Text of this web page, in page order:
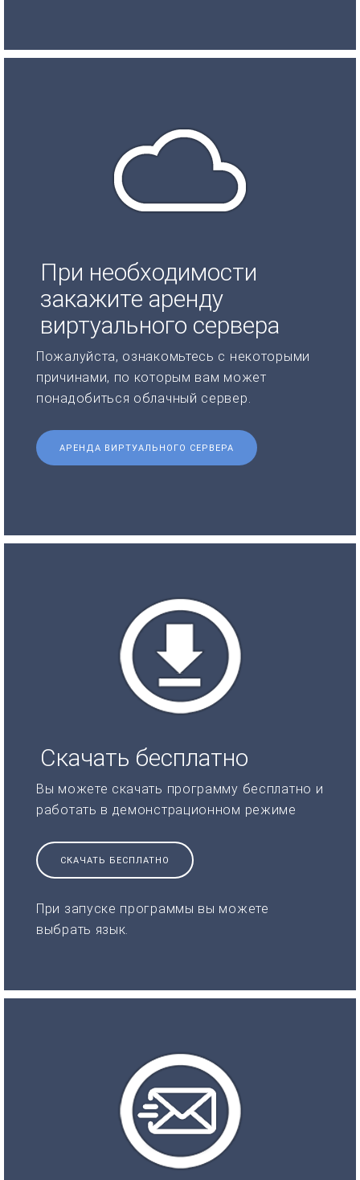
При необходимости
закажите аренду
виртуального сервера
Пожалуйста, ознакомьтесь с некоторыми
причинами, по которым вам может
понадобиться облачный сервер.
АРЕНДА ВИРТУАЛЬНОГО СЕРВЕРА
Скачать бесплатно
Вы можете скачать программу бесплатно и
работать в демонстрационном режиме
СКАЧАТЬ БЕСПЛАТНО
При запуске программы вы можете
выбрать язык.